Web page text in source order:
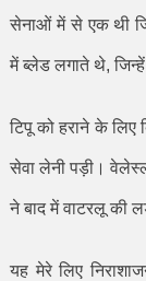
सेनाओं में से एक थी
में ब्लेड लगाते थे,
टिपू को हराने के लिए
सेवा लेनी पड़ी।
ने बाद में वाटरलू की
यह मेरे लिए